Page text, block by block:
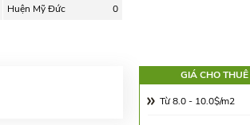
Huện Mỹ Đức 0
Từ 8.0 - 10.0$/m2